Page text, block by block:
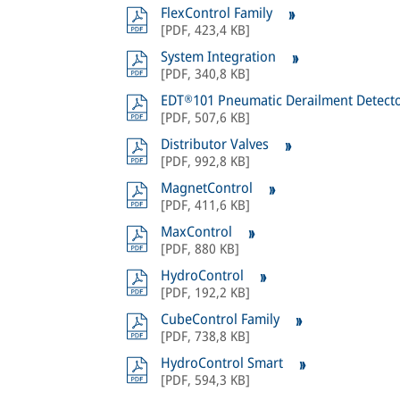
FlexControl Family
[PDF, 423,4 KB]
System Integration
[PDF, 340,8 KB]
EDT®101 Pneumatic Derailment
[PDF, 507,6 KB]
Distributor Valves
[PDF, 992,8 KB]
MagnetControl
[PDF, 411,6 KB]
MaxControl
[PDF, 880 KB]
HydroControl
[PDF, 192,2 KB]
CubeControl Family
[PDF, 738,8 KB]
HydroControl Smart
[PDF, 594,3 KB]